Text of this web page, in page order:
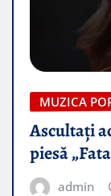
MUZICA
Ascultați
piesă
admin